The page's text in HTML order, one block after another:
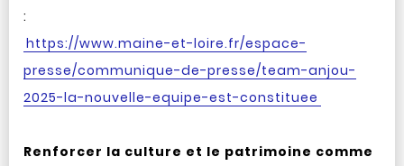
:
https://www.maine-et-loire.fr/espace-
presse/communique-de-presse/team-anjou-
2025-la-nouvelle-equipe-est-constituee
Renforcer la culture et le patrimoine comme